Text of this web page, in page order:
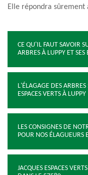
Elle répondra sûrement
CE QU'IL FAUT SAVOIR
ARBRES À LUPPY ET
L'ÉLAGAGE DES
ESPACES VERTS À LUPPY
LES CONSIGNES DE
POUR NOS ÉLAGUEURS
JACQUES ESPACES